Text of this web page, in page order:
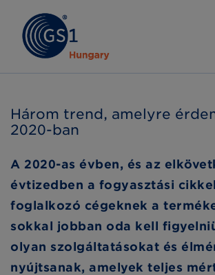
Három trend, amelyre
2020-ban
A 2020-as évben, és az
évtizedben a fogyasztási
foglalkozó cégeknek a
sokkal jobban oda kell
olyan szolgáltatásokat és
nyújtsanak, amelyek teljes